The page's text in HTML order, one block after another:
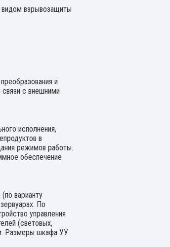
видом взрывозащиты
и
с внешними
исполнения,
в
режимов работы.
обеспечение
варианту
По
управления
(световых,
Размеры шкафа УУ